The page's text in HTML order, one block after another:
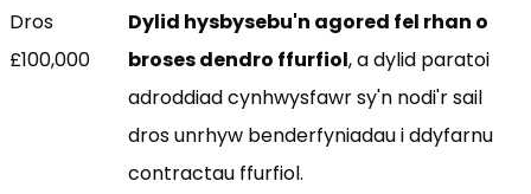
Dros
£100,000
Dylid hysbysebu'n agored fel rhan o
broses dendro ffurfiol, a dylid paratoi
adroddiad cynhwysfawr sy'n nodi'r sail
dros unrhyw benderfyniadau i ddyfarnu
contractau ffurfiol.